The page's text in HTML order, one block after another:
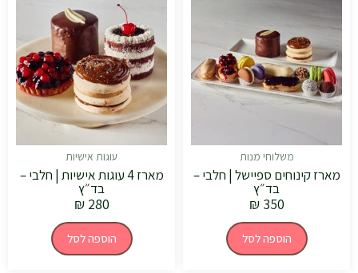
משלוחי מנות
מארז קינוחים ספיישל | חלבי –
בד״ץ
₪350
הוספה לסל
עוגות אישיות
מארז 4 עוגות אישיות | חלבי –
בד״ץ
₪280
הוספה לסל